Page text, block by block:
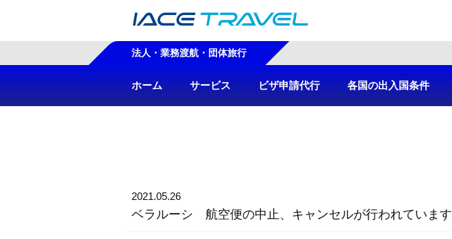
法人・業務渡航・団体旅行
ホーム サービス ビザ申請代行 各国の出入国条件
2021.05.26
ベラルーシ 航空便の中止、キャンセルが行われています